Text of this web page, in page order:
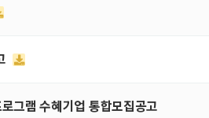
그램 수혜기업 통합모집공고